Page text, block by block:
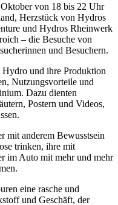
von 18 bis 22 Uhr
Herzstück von Hydros
und Hydros Rheinwerk
– die Besuche von
und Besuchern.
Hydro und ihre Produktion
Nutzungsvorteile und
Dazu dienten
Postern und Videos,
mit anderem Bewusstsein
trinken, ihre mit
im Auto mit mehr und mehr
eine rasche und
und Geschäft, der